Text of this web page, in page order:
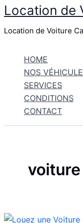
Aller
contenu
Location de
Location de Voiture
HOME
NOS
SERVICES
CONDITIONS
CONTACT